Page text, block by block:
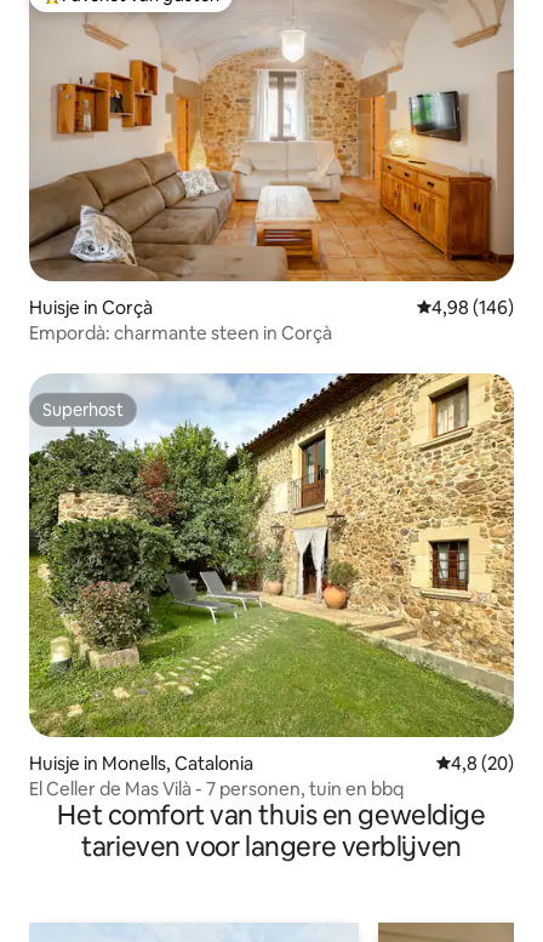
Topfavoriet van gasten
Huisje in Corçà Gemiddelde
4,98 (146)
Empordà: charmante steen in Corçà
Superhost
Superhost
Huisje in Monells, Catalonia Gemiddelde
4,8 (20)
El Celler de Mas Vilà - 7 personen, tuin en bbq
Het comfort van thuis en geweldige
tarieven voor langere verblijven